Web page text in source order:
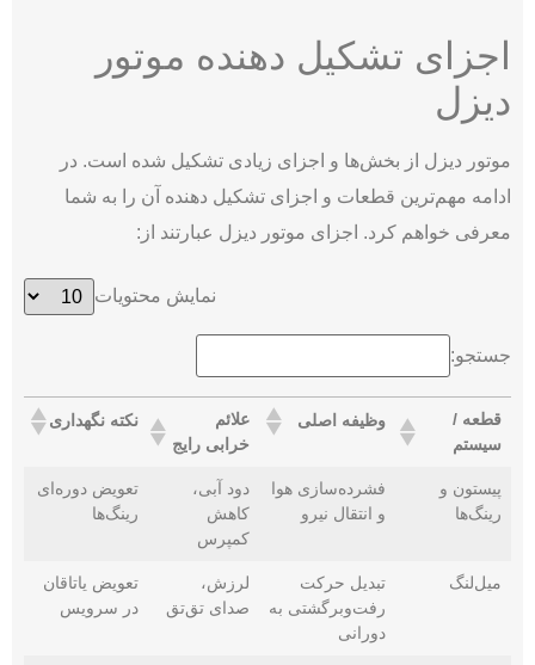
اجزای تشکیل دهنده موتور
دیزل
موتور دیزل از بخش‌ها و اجزای زیادی تشکیل شده است. در
ادامه مهم‌ترین قطعات و اجزای تشکیل دهنده آن را به شما
معرفی خواهم کرد. اجزای موتور دیزل عبارتند از:
نمایش محتویات
جستجو:
قطعه /
سیستم
وظیفه اصلی
علائم
خرابی رایج
نکته نگهداری
پیستون و
رینگ‌ها
فشرده‌سازی هوا
و انتقال نیرو
دود آبی،
کاهش
کمپرس
تعویض دوره‌ای
رینگ‌ها
میل‌لنگ
تبدیل حرکت
رفت‌وبرگشتی به
دورانی
لرزش،
صدای تق‌تق
تعویض یاتاقان
در سرویس